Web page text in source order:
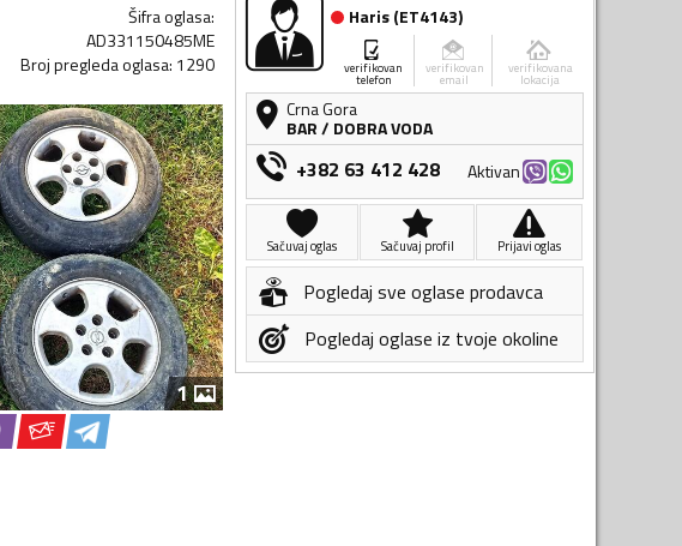
Šifra oglasa:
AD331150485ME
Broj pregleda oglasa: 1290
1
Haris(ET4143)
verifikovan
telefon
verifikovan
email
verifikovana
lokacija
Crna Gora
BAR/ DOBRA VODA
+382 63 412 428 Aktivan
Sačuvaj oglas Sačuvaj profil Prijavi oglas
Pogledaj sve oglase prodavca
Pogledaj oglase iz tvoje okoline